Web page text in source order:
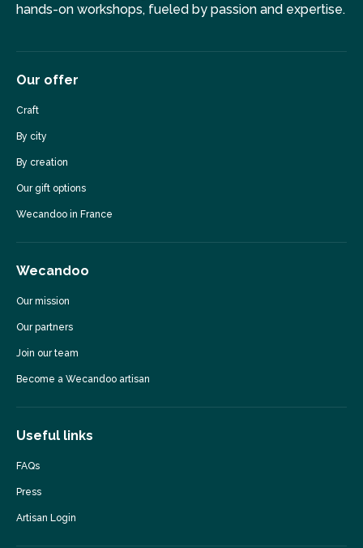
hands-on workshops, fueled by passion and expertise.
Our offer
Craft
By city
By creation
Our gift options
Wecandoo in France
Wecandoo
Our mission
Our partners
Join our team
Become a Wecandoo artisan
Useful links
FAQs
Press
Artisan Login